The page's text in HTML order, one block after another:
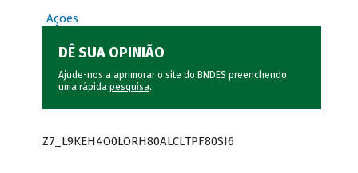
Ações
DÊ SUA OPINIÃO
Ajude-nos a aprimorar o site do BNDES preenchendo
uma rápida pesquisa.
Z7_L9KEH4O0LORH80ALCLTPF80SI6